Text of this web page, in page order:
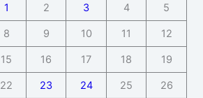
1 2 3 4 5
8 9 10 11 12
15 16 17 18 19
22 23 24 25 26